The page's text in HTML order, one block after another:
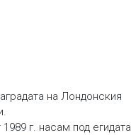
на Лондонския
г. насам под егидата